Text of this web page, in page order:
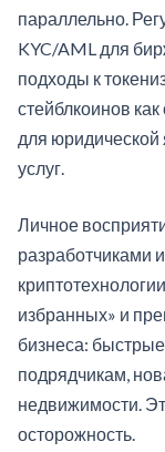
параллельно.
KYC/AML для
подходы к
стейблкоинов
для юридической
услуг.
Личное
разработчиками
избранных» и
бизнеса:
подрядчикам,
недвижимости.
осторожность.